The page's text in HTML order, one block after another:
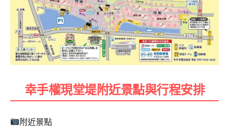
幸手權現堂堤附近景點與行程安排
附近景點